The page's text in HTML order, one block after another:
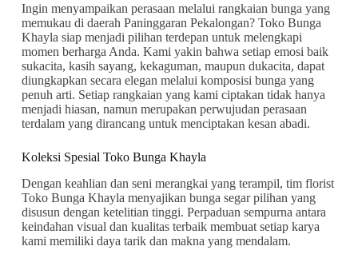
Ingin menyampaikan perasaan melalui rangkaian bunga yang
memukau di daerah Paninggaran Pekalongan? Toko Bunga
Khayla siap menjadi pilihan terdepan untuk melengkapi
momen berharga Anda. Kami yakin bahwa setiap emosi baik
sukacita, kasih sayang, kekaguman, maupun dukacita, dapat
diungkapkan secara elegan melalui komposisi bunga yang
penuh arti. Setiap rangkaian yang kami ciptakan tidak hanya
menjadi hiasan, namun merupakan perwujudan perasaan
terdalam yang dirancang untuk menciptakan kesan abadi.
Koleksi Spesial Toko Bunga Khayla
Dengan keahlian dan seni merangkai yang terampil, tim florist
Toko Bunga Khayla menyajikan bunga segar pilihan yang
disusun dengan ketelitian tinggi. Perpaduan sempurna antara
keindahan visual dan kualitas terbaik membuat setiap karya
kami memiliki daya tarik dan makna yang mendalam.